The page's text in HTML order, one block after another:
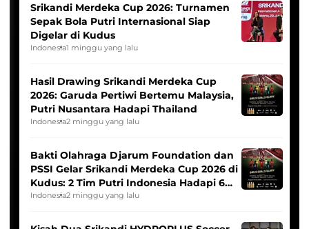
Srikandi Merdeka Cup 2026: Turnamen
Sepak Bola Putri Internasional Siap
Digelar di Kudus
Indonesia1 minggu yang lalu
Hasil Drawing Srikandi Merdeka Cup
2026: Garuda Pertiwi Bertemu Malaysia,
Putri Nusantara Hadapi Thailand
Indonesia2 minggu yang lalu
Bakti Olahraga Djarum Foundation dan
PSSI Gelar Srikandi Merdeka Cup 2026 di
Kudus: 2 Tim Putri Indonesia Hadapi 6
Tim Asia
Indonesia2 minggu yang lalu